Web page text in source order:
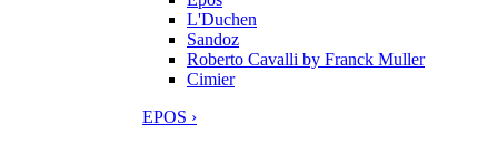
L'Duchen
Sandoz
Roberto Cavalli by Franck Muller
Cimier
EPOS ›